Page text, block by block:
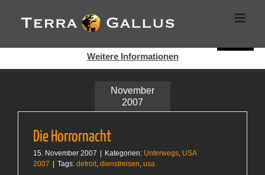
Inhalt
springen
November
2007
Die Horrornacht
15. November 2007 Kategorien: Unterwegs, USA
2007
Tags: detroit, dienstreisen, usa
Cookies helfen auf auf dieser Seite bei der Bereitstellung der
Dienste. Durch die Nutzung dieser Webseite erklären Sie sich
Weitere Informationen